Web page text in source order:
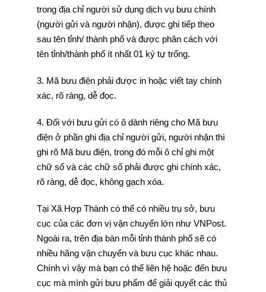
trong địa chỉ người sử dụng dịch vụ bưu chính
(người gửi và người nhận), được ghi tiếp theo
sau tên tỉnh/ thành phố và được phân cách với
tên tỉnh/thành phố ít nhất 01 ký tự trống.
3. Mã bưu điện phải được in hoặc viết tay chính
xác, rõ ràng, dễ đọc.
4. Đối với bưu gửi có ô dành riêng cho Mã bưu
điện ở phần ghi địa chỉ người gửi, người nhận thì
ghi rõ Mã bưu điện, trong đó mỗi ô chỉ ghi một
chữ số và các chữ số phải được ghi chính xác,
rõ ràng, dễ đọc, không gạch xóa.
Tại Xã Hợp Thành có thể có nhiều trụ sở, bưu
cục của các đơn vị vận chuyển lớn như VNPost.
Ngoài ra, trên địa bàn mỗi tỉnh thành phố sẽ có
nhiều hãng vận chuyển và bưu cục khác nhau.
Chính vì vậy mà bạn có thể liên hệ hoặc đến bưu
cục mà mình gửi bưu phẩm để giải quyết các thủ